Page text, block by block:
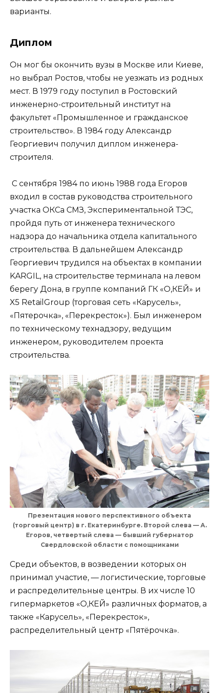
варианты.
Диплом
Он мог бы окончить вузы в Москве или Киеве,
но выбрал Ростов, чтобы не уезжать из родных
мест. В 1979 году поступил в Ростовский
инженерно-строительный институт на
факультет «Промышленное и гражданское
строительство». В 1984 году Александр
Георгиевич получил диплом инженера-
строителя.
С сентября 1984 по июнь 1988 года Егоров
входил в состав руководства строительного
участка ОКСа СМЗ, Экспериментальной ТЭС,
пройдя путь от инженера технического
надзора до начальника отдела капитального
строительства. В дальнейшем Александр
Георгиевич трудился на объектах в компании
KARGIL, на строительстве терминала на левом
берегу Дона, в группе компаний ГК «О,КЕЙ» и
X5 RetailGroup (торговая сеть «Карусель»,
«Пятерочка», «Перекресток»). Был инженером
по техническому технадзору, ведущим
инженером, руководителем проекта
строительства.
Презентация нового перспективного объекта
(торговый центр) в г. Екатеринбурге. Второй слева — А.
Егоров, четвертый слева — бывший губернатор
Свердловской области с помощниками
Среди объектов, в возведении которых он
принимал участие, — логистические, торговые
и распределительные центры. В их числе 10
гипермаркетов «О,КЕЙ» различных форматов, а
также «Карусель», «Перекресток»,
распределительный центр «Пятёрочка».